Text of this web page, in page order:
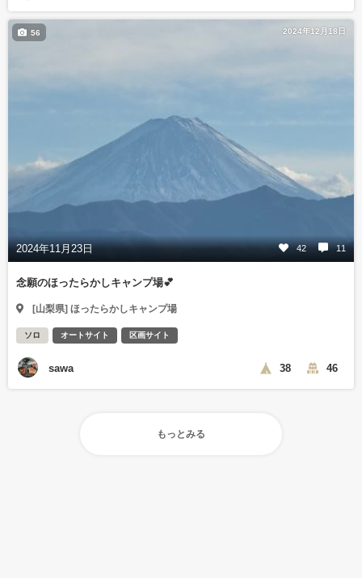
2024年12月18日
2024年11月23日 42 11
56
念願のほったらかしキャンプ場💕
[山梨県] ほったらかしキャンプ場
ソロ オートサイト 区画サイト
sawa 38 46
もっとみる